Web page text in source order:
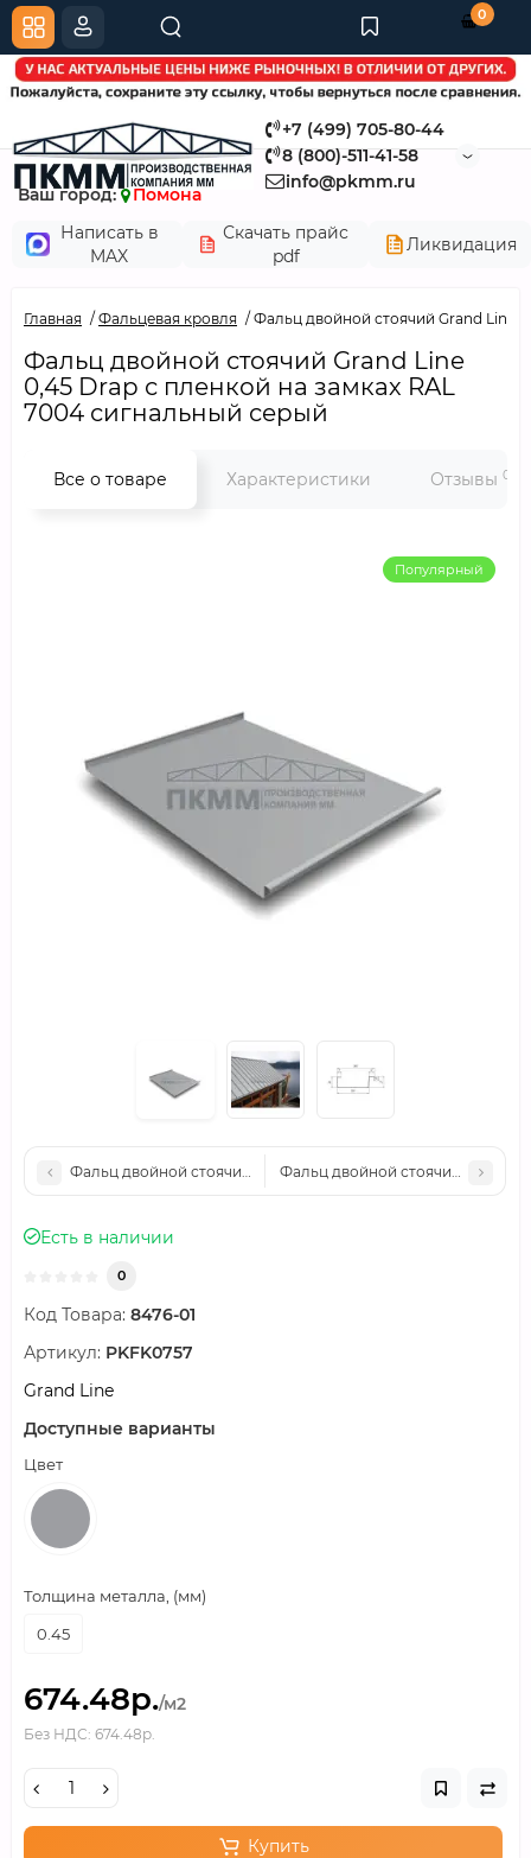
+7 (499) 705-80-44
8 (800)-511-41-58
info@pkmm.ru
Ваш город:
Помона
Написать в
MAX
Скачать прайс
pdf
Ликвидация
0
Главная Фальцевая кровля Фальц двойной стоячий Grand Line
Фальц двойной стоячий Grand Line
0,45 Drap с пленкой на замках RAL
7004 сигнальный серый
Все о товаре Характеристики Отзывы 0
Популярный
Фальц двойной стоячий Grand Line 0,45 Drap ST с пленкой на
Фальц двойной стоячий Grand
Есть в наличии
0
Код Товара: 8476-01
Артикул: PKFK0757
Grand Line
Доступные варианты
Цвет
Толщина металла, (мм)
0.45
674.48р./м2
Без НДС: 674.48р.
Купить